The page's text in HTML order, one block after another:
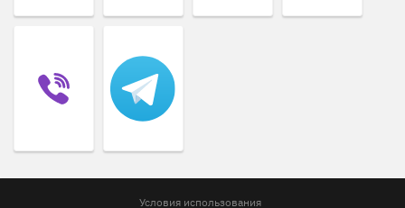
Условия использования